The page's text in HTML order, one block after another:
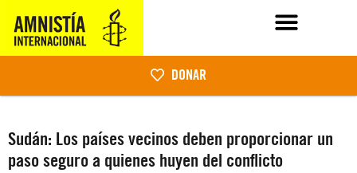
DONAR
Sudán: Los países vecinos deben proporcionar un
paso seguro a quienes huyen del conflicto